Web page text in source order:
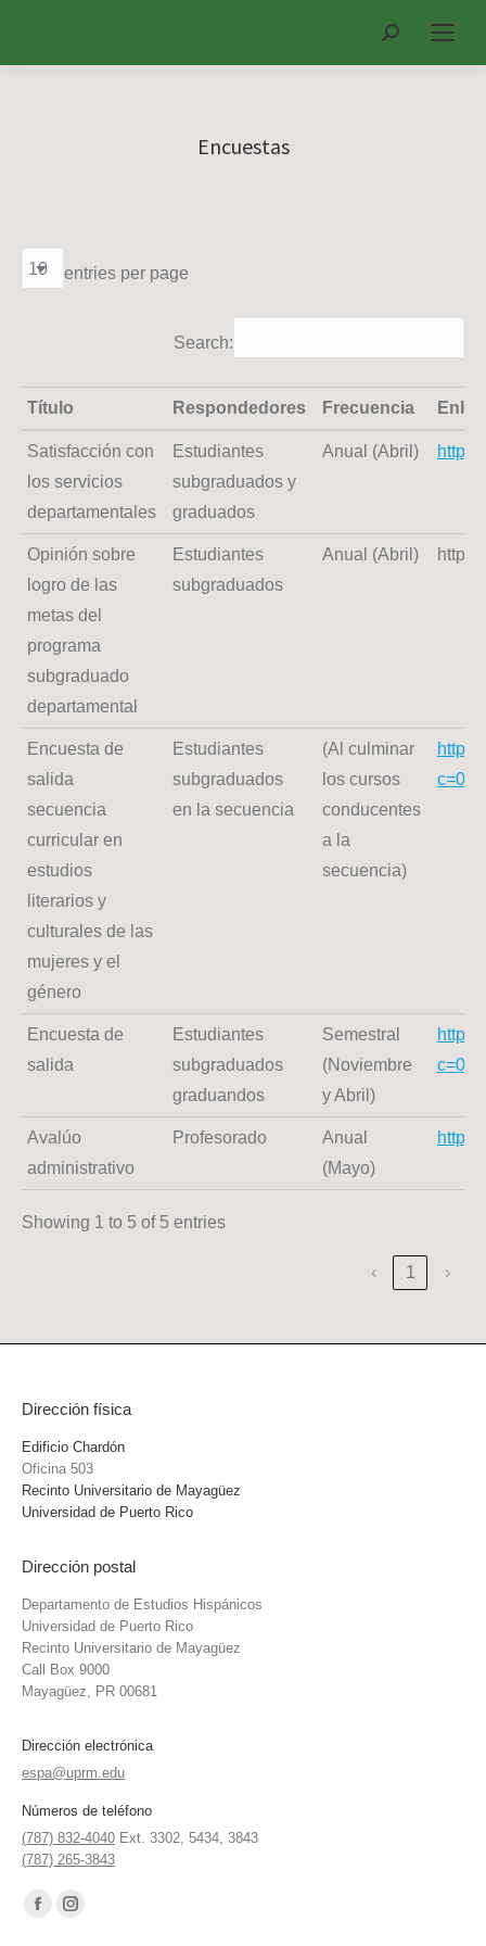
Search:
Encuestas
entries per page
Search:
Título Respondedores Frecuencia
Título
Respondedores Frecuencia
Satisfacción con
los servicios
departamentales
Estudiantes
subgraduados y
graduados
Anual (Abril)
Opinión sobre
logro de las
metas del
programa
subgraduado
departamental
Estudiantes
subgraduados
Anual (Abril)
Encuesta de
salida
secuencia
curricular en
estudios
literarios y
culturales de las
mujeres y el
género
Estudiantes
subgraduados
en la secuencia
(Al culminar
los cursos
conducentes
a la
secuencia)
Encuesta de
salida
Estudiantes
subgraduados
graduandos
Semestral
(Noviembre
y Abril)
Avalúo
administrativo
Profesorado
Anual
(Mayo)
Showing 1 to 5 of 5 entries
‹ 1 ›
Dirección física
Edificio Chardón
Oficina 503
Recinto Universitario de Mayagüez
Universidad de Puerto Rico
Dirección postal
Departamento de Estudios Hispánicos
Universidad de Puerto Rico
Recinto Universitario de Mayagüez
Call Box 9000
Mayagüez, PR 00681
Dirección electrónica
espa@uprm.edu
Números de teléfono
(787) 832-4040 Ext. 3302, 5434, 3843
(787) 265-3843
Find us on:
FacebookInstagram